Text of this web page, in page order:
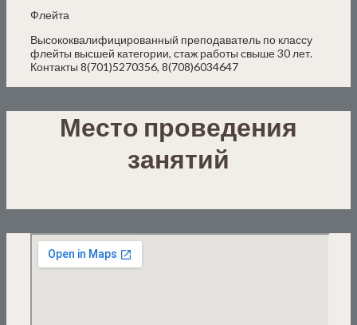
Флейта
Высококвалифицированный преподаватель по классу
флейты высшей категории, стаж работы свыше 30 лет.
Контакты 8(701)5270356, 8(708)6034647
Место проведения
занятий